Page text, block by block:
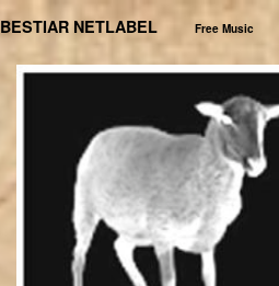
BESTIAR NETLABEL Free Music